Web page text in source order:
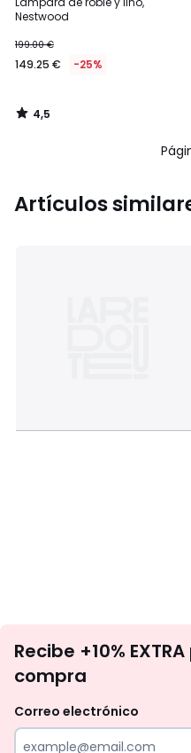
Nestwood
199.00 €
149.25 € -25%
4,5
/
Artículos
Recibe +10%
compra
Correo electrónico